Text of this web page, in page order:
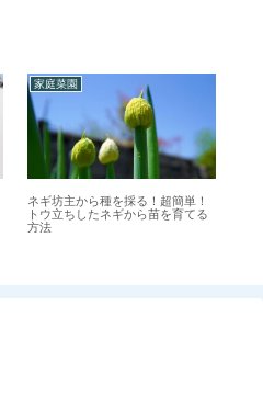
家庭菜園
ネギ坊主から種を採る！超簡単！
トウ立ちしたネギから苗を育てる
方法